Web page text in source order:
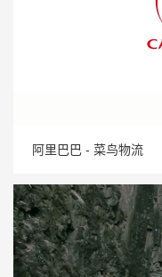
阿里巴巴 - 菜鸟物流
阿里巴巴 - 菜鸟物流